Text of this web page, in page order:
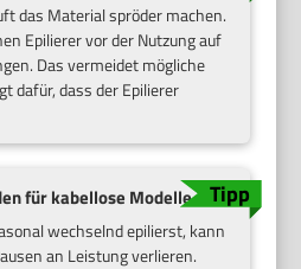
das Material spröder machen.
Epilierer vor der Nutzung auf
Das vermeidet mögliche
dafür, dass der Epilierer
für kabellose Modelle
wechselnd epilierst, kann
an Leistung verlieren.